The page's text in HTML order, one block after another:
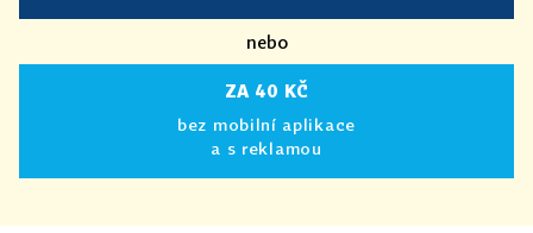
nebo
ZA 40 KČ
bez mobilní aplikace
a s reklamou